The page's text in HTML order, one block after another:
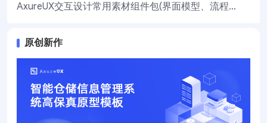
AxureUX交互设计常用素材组件包(界面模型、流程图
原创新作